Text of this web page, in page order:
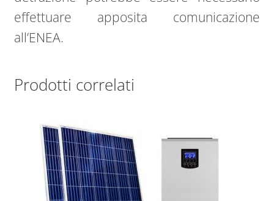
effettuare apposita comunicazione
all’ENEA.
Prodotti correlati